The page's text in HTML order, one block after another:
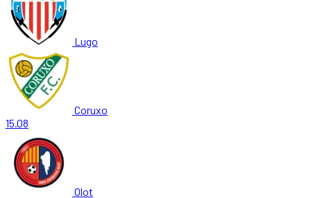
Lugo
Coruxo
15.08
Olot